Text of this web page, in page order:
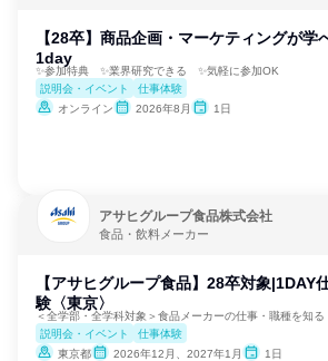
【28卒】商品企画・マーケティングが学
1day
✨参加特典 ✨業界研究できる ✨気軽に参加OK
説明会・イベント
仕事体験
オンライン
2026年8月 1日
アサヒグループ食品株式会社
食品・飲料メーカー
【アサヒグループ食品】28卒対象|1DAY
験〈東京〉
＜全学部・全学科対象＞食品メーカーの仕事・職種を知る
説明会・イベント
仕事体験
東京都
2026年12月、2027年1月 1日